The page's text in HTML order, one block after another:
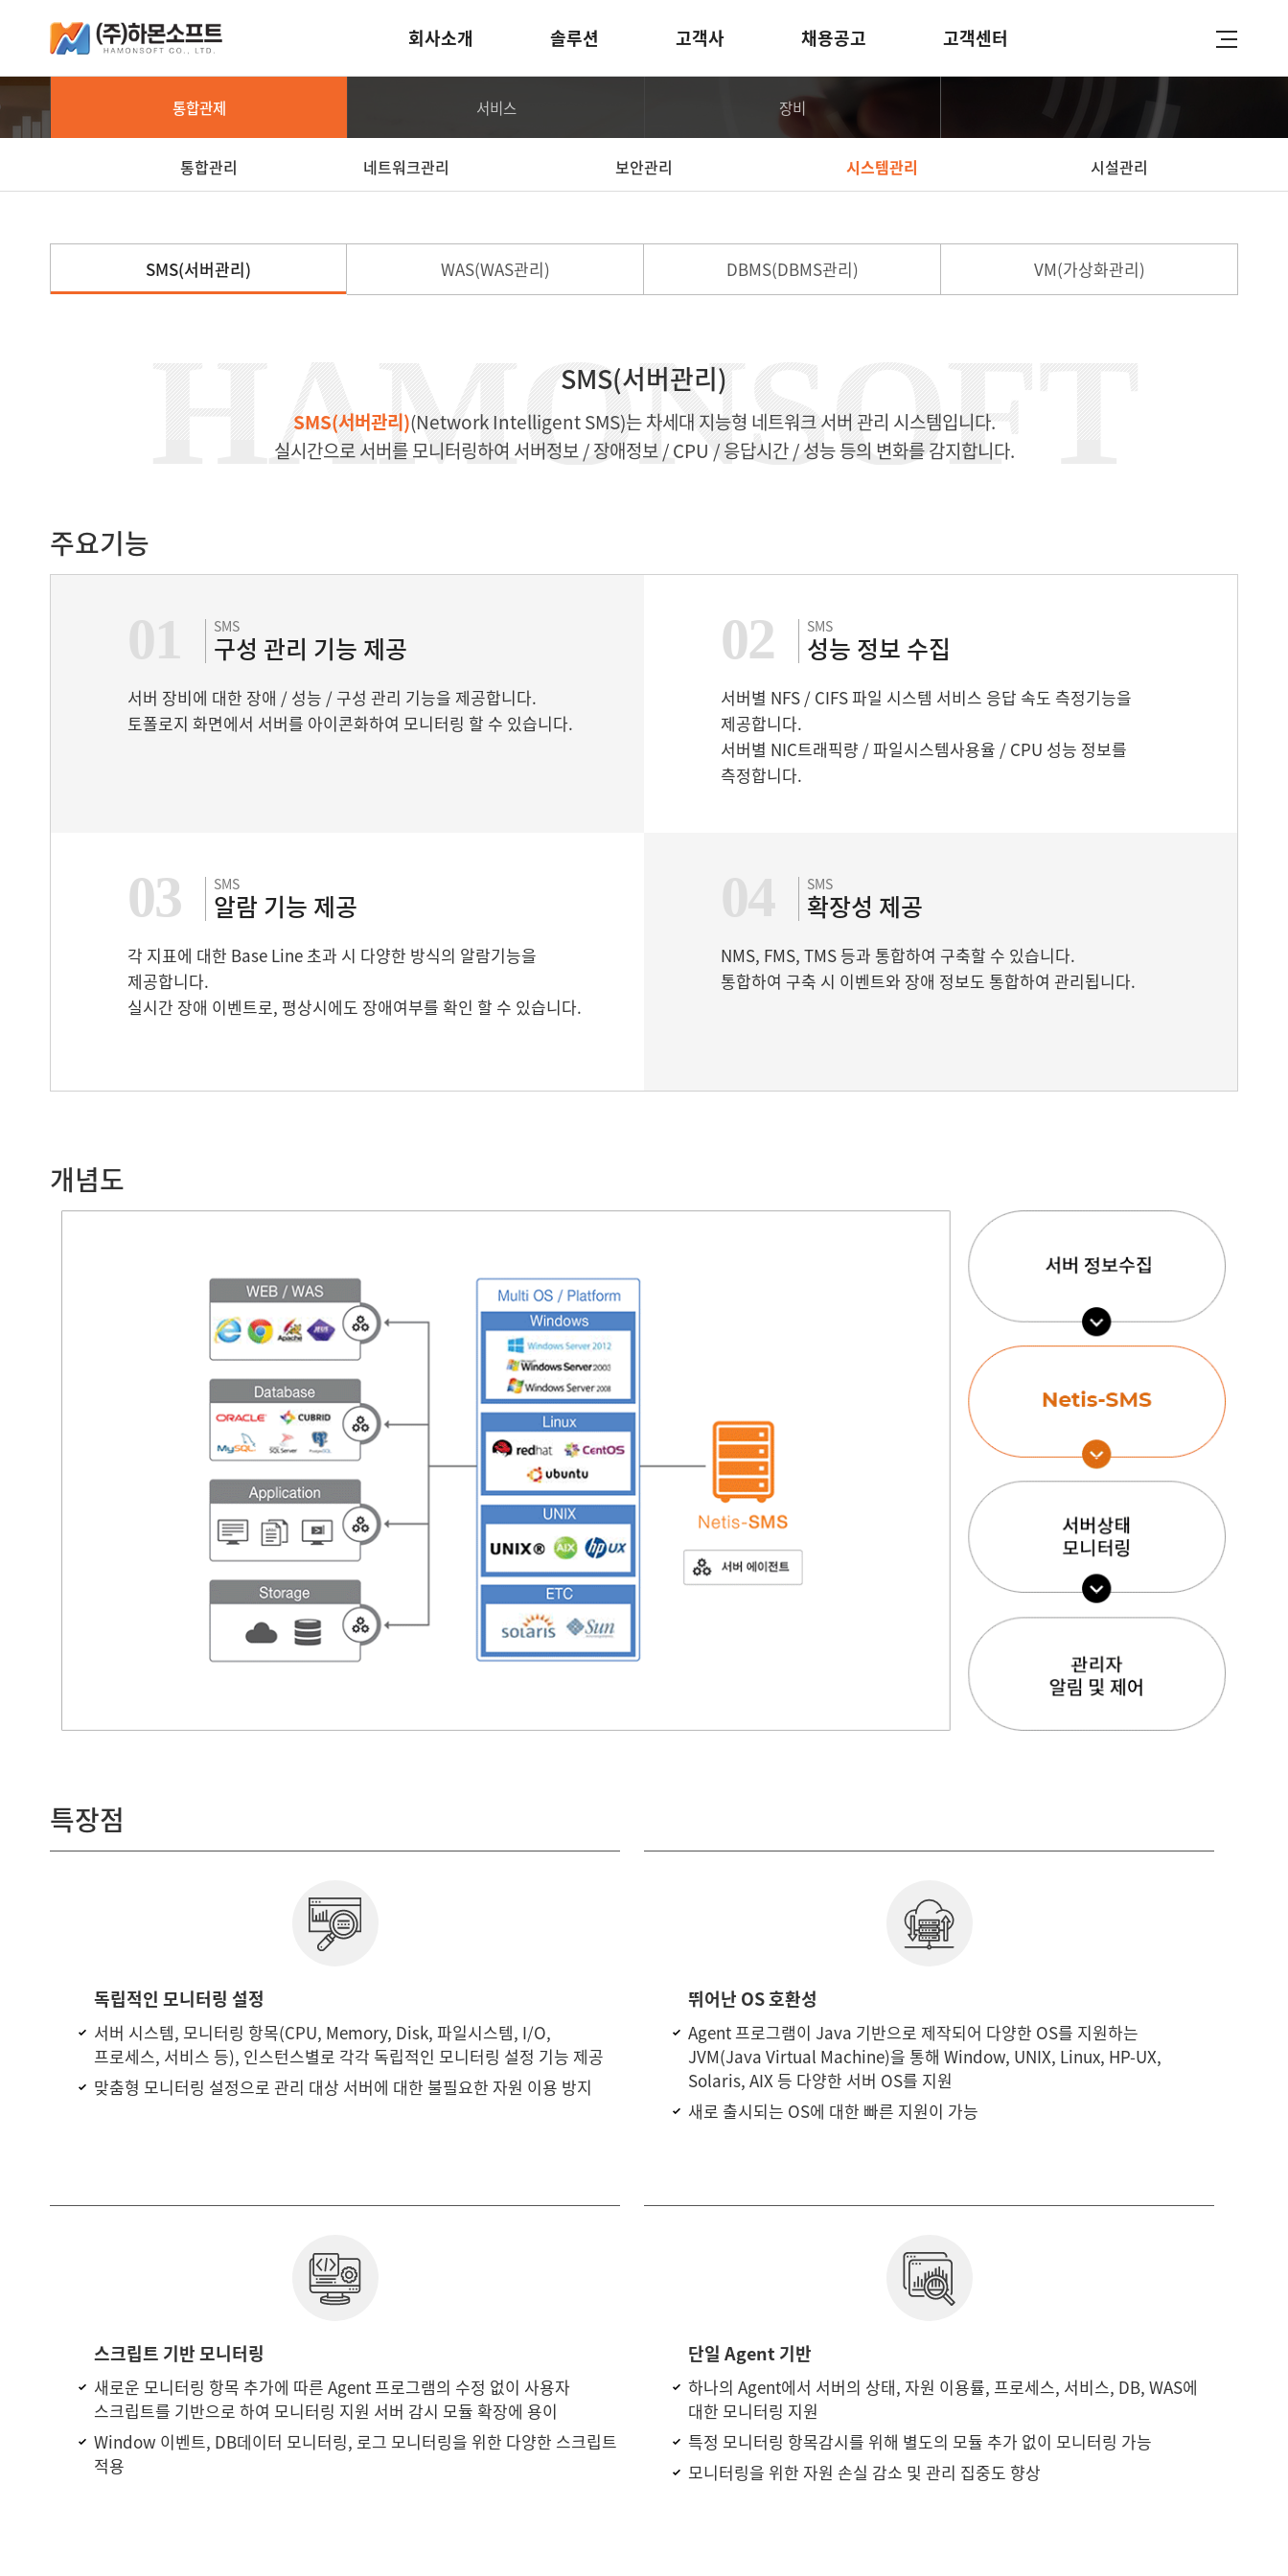
회사소개 솔루션 고객사 채용공고 고객센터
통합관제
통합관리 네트워크관리 보안관리 시스템관리 시설관리
서비스 장비
SMS(서버관리) WAS(WAS관리) DBMS(DBMS관리) VM(가상화관리)
SMS(서버관리)
SMS(서버관리)(Network Intelligent SMS)는 차세대 지능형 네트워크 서버 관리 시스템입니다.
실시간으로 서버를 모니터링하여 서버정보 / 장애정보 / CPU / 응답시간 / 성능 등의 변화를 감지합니다.
주요기능
SMS
구성 관리 기능 제공
서버 장비에 대한 장애 / 성능 / 구성 관리 기능을 제공합니다.
토폴로지 화면에서 서버를 아이콘화하여 모니터링 할 수 있습니다.
02 SMS
성능 정보 수집
서버별 NFS / CIFS 파일 시스템 서비스 응답 속도 측정기능을
제공합니다.
서버별 NIC트래픽량 / 파일시스템사용율 / CPU 성능 정보를
측정합니다.
03 SMS
알람 기능 제공
각 지표에 대한 Base Line 초과 시 다양한 방식의 알람기능을
제공합니다.
실시간 장애 이벤트로, 평상시에도 장애여부를 확인 할 수 있습니다.
SMS
확장성 제공
NMS, FMS, TMS 등과 통합하여 구축할 수 있습니다.
통합하여 구축 시 이벤트와 장애 정보도 통합하여 관리됩니다.
개념도
특장점
독립적인 모니터링 설정
서버 시스템, 모니터링 항목(CPU, Memory, Disk, 파일시스템, I/O,
프로세스, 서비스 등), 인스턴스별로 각각 독립적인 모니터링 설정 기능 제공
맞춤형 모니터링 설정으로 관리 대상 서버에 대한 불필요한 자원 이용 방지
뛰어난 OS 호환성
Agent 프로그램이 Java 기반으로 제작되어 다양한 OS를 지원하는
JVM(Java Virtual Machine)을 통해 Window, UNIX, Linux, HP-UX,
Solaris, AIX 등 다양한 서버 OS를 지원
새로 출시되는 OS에 대한 빠른 지원이 가능
스크립트 기반 모니터링
새로운 모니터링 항목 추가에 따른 Agent 프로그램의 수정 없이 사용자
스크립트를 기반으로 하여 모니터링 지원 서버 감시 모듈 확장에 용이
Window 이벤트, DB데이터 모니터링, 로그 모니터링을 위한 다양한 스크립트
적용
단일 Agent 기반
하나의 Agent에서 서버의 상태, 자원 이용률, 프로세스, 서비스, DB, WAS에
대한 모니터링 지원
특정 모니터링 항목감시를 위해 별도의 모듈 추가 없이 모니터링 가능
모니터링을 위한 자원 손실 감소 및 관리 집중도 향상